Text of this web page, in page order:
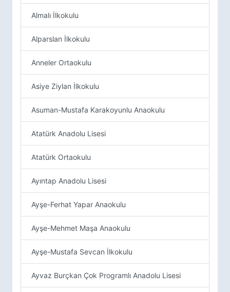
Almalı İlkokulu
Alparslan İlkokulu
Anneler Ortaokulu
Asiye Ziylan İlkokulu
Asuman-Mustafa Karakoyunlu Anaokulu
Atatürk Anadolu Lisesi
Atatürk Ortaokulu
Ayıntap Anadolu Lisesi
Ayşe-Ferhat Yapar Anaokulu
Ayşe-Mehmet Maşa Anaokulu
Ayşe-Mustafa Sevcan İlkokulu
Ayvaz Burçkan Çok Programlı Anadolu Lisesi